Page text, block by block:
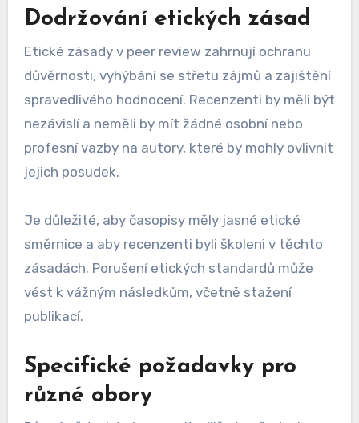
Dodržování etických zásad
Etické zásady v peer review zahrnují ochranu
důvěrnosti, vyhýbání se střetu zájmů a zajištění
spravedlivého hodnocení. Recenzenti by měli být
nezávislí a neměli by mít žádné osobní nebo
profesní vazby na autory, které by mohly ovlivnit
jejich posudek.
Je důležité, aby časopisy měly jasné etické
směrnice a aby recenzenti byli školeni v těchto
zásadách. Porušení etických standardů může
vést k vážným následkům, včetně stažení
publikací.
Specifické požadavky pro
různé obory